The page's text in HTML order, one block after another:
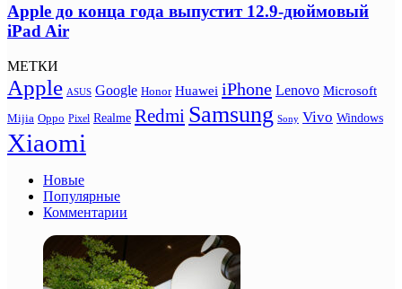
Apple до конца года выпустит 12.9-дюймовый
iPad Air
МЕТКИ
Apple ASUS Google Honor Huawei iPhone Lenovo Microsoft
Mijia Oppo Pixel Realme Redmi Samsung Sony Vivo Windows
Xiaomi
Новые
Популярные
Комментарии